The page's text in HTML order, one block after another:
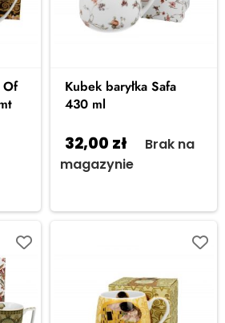
Of
Kubek baryłka Safa
430 ml
32,00 zł
Brak na
magazynie